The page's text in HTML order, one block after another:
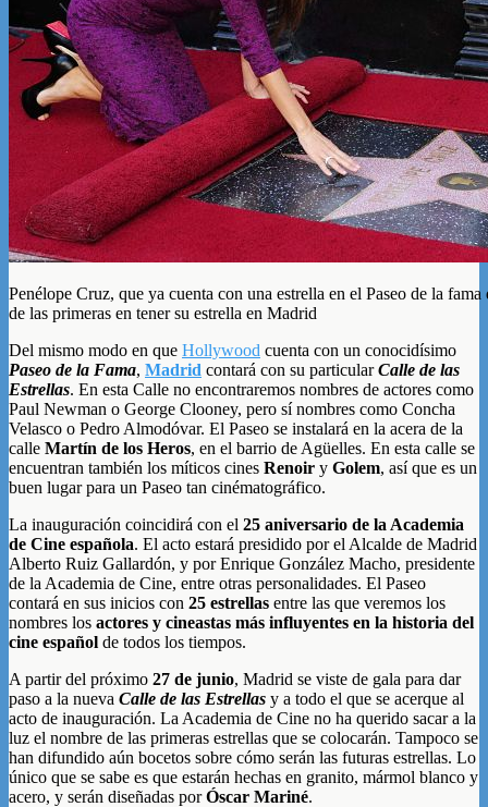
Penélope Cruz, que ya cuenta con una estrella en el Paseo de la
de las primeras en tener su estrella en Madrid
Del mismo modo en que Hollywood cuenta con un conocidísimo
Paseo de la Fama, Madrid contará con su particularCalle de las
Estrellas. En esta Calle no encontraremos nombres de actores como
Paul Newman o George Clooney, pero sí nombres como Concha
Velasco o Pedro Almodóvar. El Paseo se instalará en la acera de la
calle Martín de los Heros, en el barrio de Agüelles. En esta calle se
encuentran también los míticos cines Renoir y Golem, así que es un
buen lugar para un Paseo tan cinématográfico.
La inauguración coincidirá con el 25 aniversario de la Academia
de Cine española. El acto estará presidido por el Alcalde de Madrid
Alberto Ruiz Gallardón, y por Enrique González Macho, presidente
de la Academia de Cine, entre otras personalidades. El Paseo
contará en sus inicios con 25 estrellas entre las que veremos los
nombres los actores y cineastas más influyentes en la historia del
cine español de todos los tiempos.
A partir del próximo 27 de junio, Madrid se viste de gala para dar
paso a la nueva Calle de las Estrellas y a todo el que se acerque al
acto de inauguración. La Academia de Cine no ha querido sacar a la
luz el nombre de las primeras estrellas que se colocarán. Tampoco se
han difundido aún bocetos sobre cómo serán las futuras estrellas. Lo
único que se sabe es que estarán hechas en granito, mármol blanco y
acero, y serán diseñadas porÓscar Mariné.